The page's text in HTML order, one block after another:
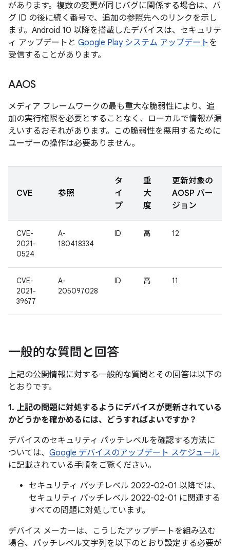
があります。複数の変更が同じバグに関係する場合は、バ
グ ID の後に続く番号で、追加の参照先へのリンクを示し
ます。Android 10 以降を搭載したデバイスは、セキュリテ
ィ アップデートと Google Play システム アップデートを
受信することがあります。
AAOS
メディア フレームワークの最も重大な脆弱性により、追
加の実行権限を必要とすることなく、ローカルで情報が漏
えいするおそれがあります。この脆弱性を悪用するために
ユーザーの操作は必要ありません。
CVE 参照
タ
イ
プ
重
大
度
更新対象の
AOSP バー
ジョン
CVE-
2021-
0524
A-
180418334
ID 高 12
CVE-
2021-
39677
A-
205097028
ID 高 11
一般的な質問と回答
上記の公開情報に対する一般的な質問とその回答は以下の
とおりです。
1. 上記の問題に対処するようにデバイスが更新されている
かどうかを確かめるには、どうすればよいですか？
デバイスのセキュリティ パッチレベルを確認する方法に
ついては、 Google デバイスのアップデート スケジュール
に記載されている手順をご覧ください。
セキュリティ パッチレベル 2022-02-01 以降では、
セキュリティ パッチレベル 2022-02-01 に関連する
すべての問題に対処しています。
デバイス メーカーは、こうしたアップデートを組み込む
場合、パッチレベル文字列を以下のとおり設定する必要が